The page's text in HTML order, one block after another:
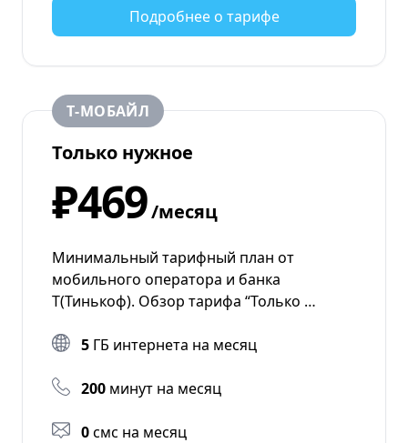
Подробнее о тарифе
Т‑МОБАЙЛ
Только нужное
₽469/месяц
Минимальный тарифный план от
мобильного оператора и банка
Т(Тинькоф). Обзор тарифа “Только …
5 ГБ интернета на месяц
200 минут на месяц
0смс на месяц